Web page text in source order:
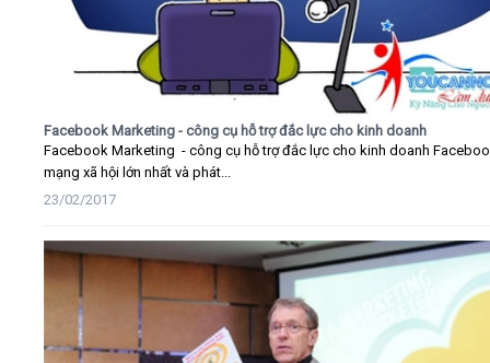
Facebook Marketing - công cụ hỗ trợ đắc lực cho kinh doanh
Facebook Marketing - công cụ hỗ trợ đắc lực cho kinh doanh
mạng xã hội lớn nhất và phát...
23/02/2017